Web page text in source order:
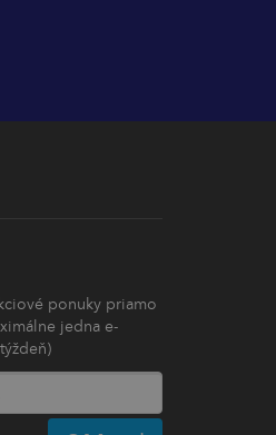
ponuky priamo
jedna e-